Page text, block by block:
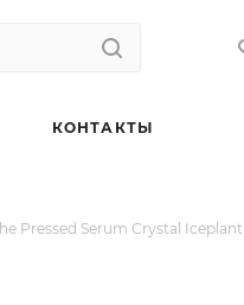
КОНТАКТЫ
Pressed Serum Crystal Iceplant